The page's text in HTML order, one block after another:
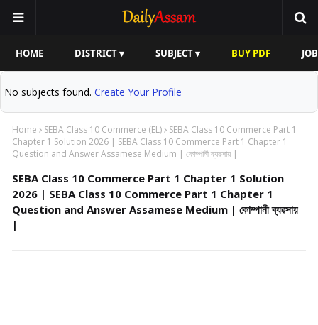
HOME DISTRICT ▾ SUBJECT ▾ BUY PDF
No subjects found. Create Your Profile
Home SEBA Class 10 Commerce (EL)
SEBA Class 10 Commerce Part 1
Chapter 1 Solution 2026 | SEBA Class 10 Commerce Part 1 Chapter 1
Question and Answer Assamese Medium | কোম্পানী ব্যৱসায় |
SEBA Class 10 Commerce Part 1 Chapter 1 Solution
2026 | SEBA Class 10 Commerce Part 1 Chapter 1
Question and Answer Assamese Medium | কোম্পানী ব্যৱসায়
|